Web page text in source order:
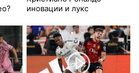
иновации и лукс